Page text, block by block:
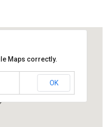
Maps correctly.
OK